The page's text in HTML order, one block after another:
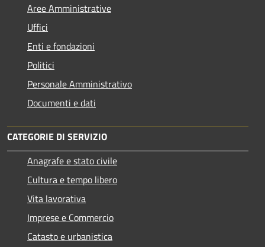
Aree Amministrative
Uffici
Enti e fondazioni
Politici
Personale Amministrativo
Documenti e dati
CATEGORIE DI SERVIZIO
Anagrafe e stato civile
Cultura e tempo libero
Vita lavorativa
Imprese e Commercio
Catasto e urbanistica